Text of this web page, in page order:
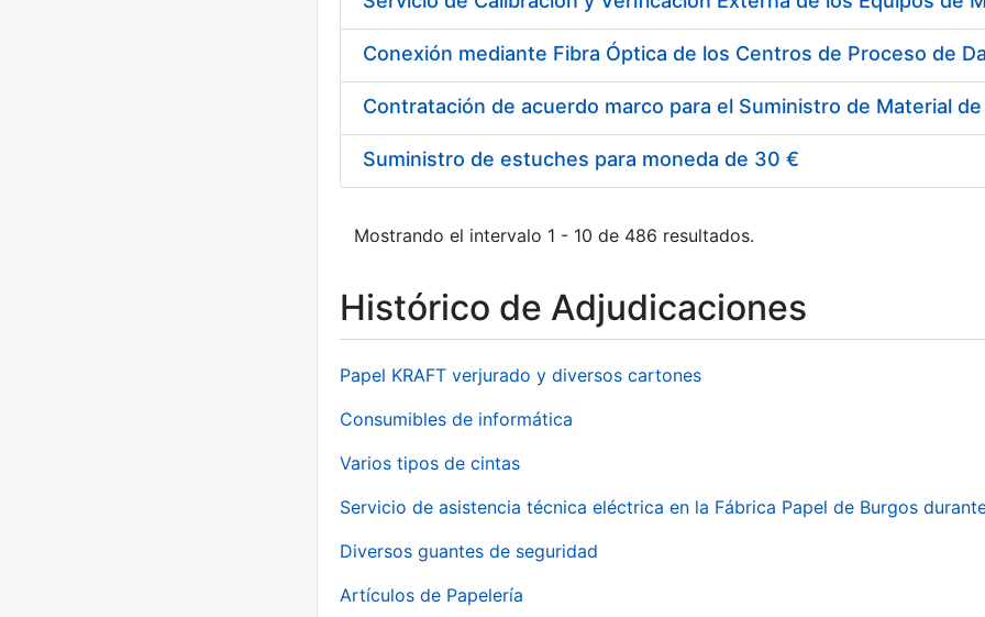
Suministro de estuches para moneda de 30 €
Mostrando el intervalo 1 - 10 de 486 resultados.
Histórico de Adjudicaciones
Papel KRAFT verjurado y diversos cartones
Consumibles de informática
Varios tipos de cintas
Servicio de asistencia técnica eléctrica en la Fábrica Papel de Burgos
Diversos guantes de seguridad
Artículos de Papelería